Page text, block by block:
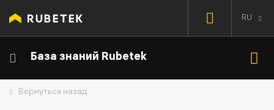
RU
База знаний Rubetek
Вернуться назад